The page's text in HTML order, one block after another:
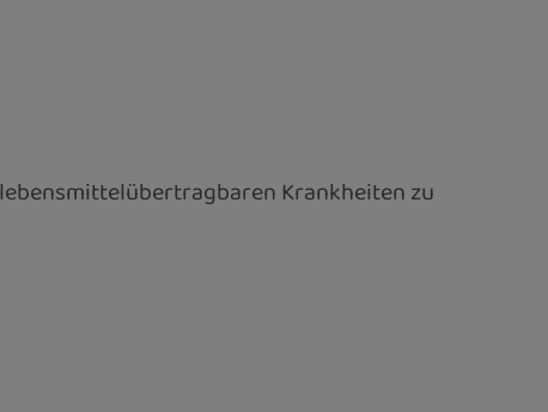
Krankheiten zu